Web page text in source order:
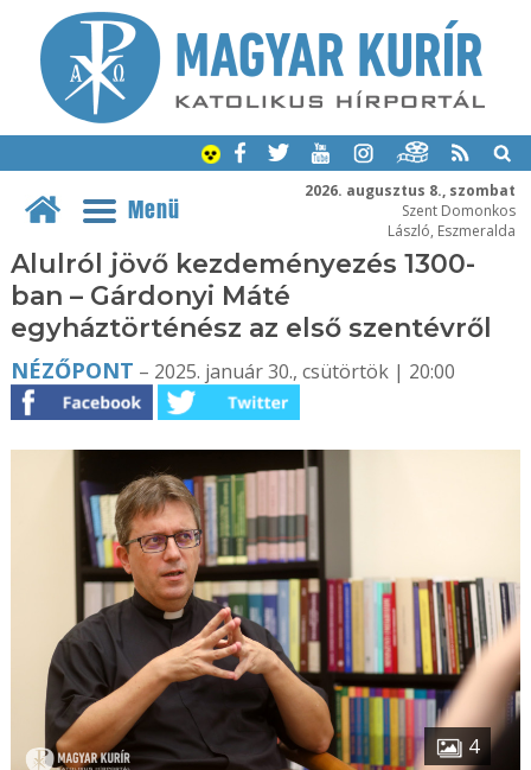
2026. augusztus 8., szombat
Szent Domonkos
László, Eszmeralda
Menü
Alulról jövő kezdeményezés 1300-
ban – Gárdonyi Máté
egyháztörténész az első szentévről
NÉZŐPONT – 2025. január 30., csütörtök | 20:00
4